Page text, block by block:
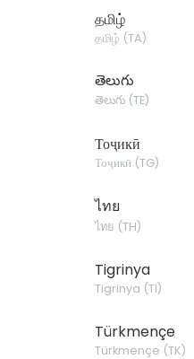
தமிழ்
தமிழ் (TA)
తెలుగు
తెలుగు(TE)
Тоҷикӣ
Тоҷикӣ (TG)
ไทย
ไทย (TH)
Tigrinya
Tigrinya (TI)
Türkmençe
Türkmençe (TK)